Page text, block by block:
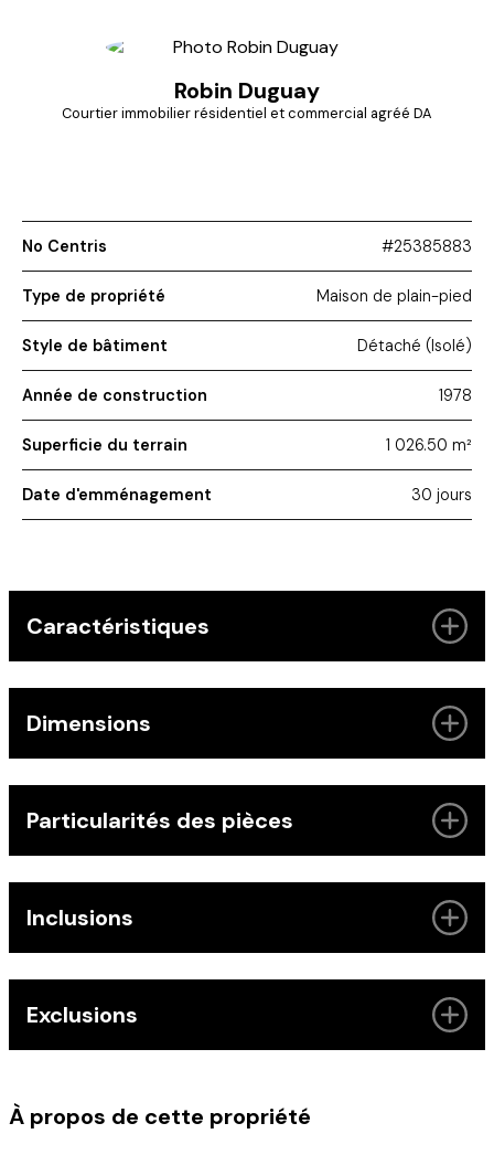
Robin Duguay
Courtier immobilier résidentiel et commercial agréé DA
No Centris #25385883
Type de propriété Maison de plain-pied
Style de bâtiment Détaché (Isolé)
Année de construction 1978
Superficie du terrain 1 026.50 m²
Date d'emménagement 30 jours
Caractéristiques
Dimensions
Particularités des pièces
Inclusions
Exclusions
À propos de cette propriété